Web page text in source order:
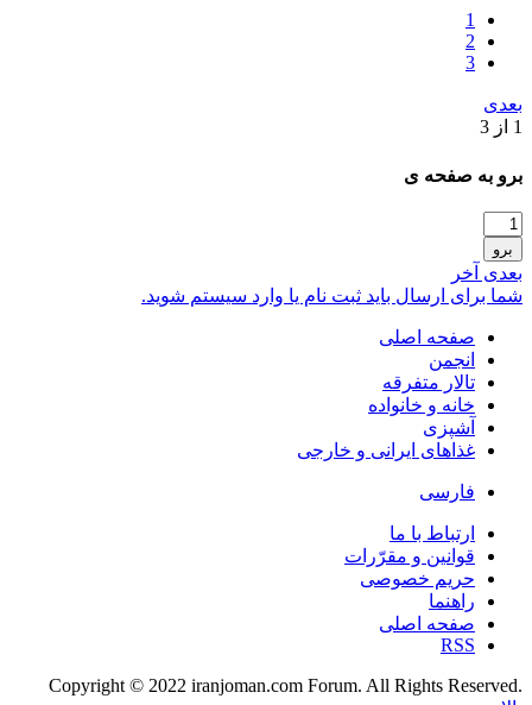
1
2
3
بعدی
1 از 3
برو به صفحه ی
برو
بعدی آخر
شما برای ارسال باید ثبت نام یا وارد سیستم شوید.
صفحه اصلی
انجمن
تالار متفرقه
خانه و خانواده
آشپزی
غذاهای ایرانی و خارجی
فارسی
ارتباط با ما
قوانین و مقرّرات
حریم خصوصی
راهنما
صفحه اصلی
RSS
.Copyright © 2022 iranjoman.com Forum. All Rights Reserved